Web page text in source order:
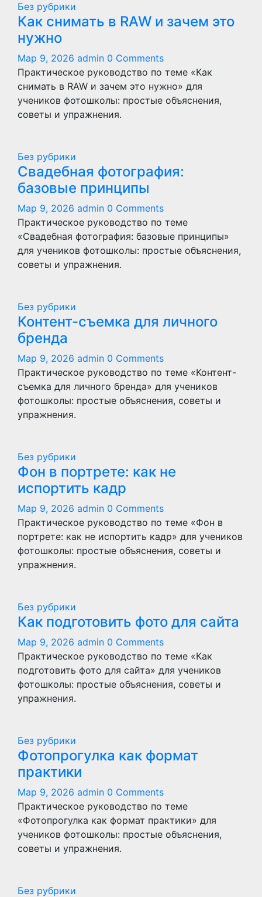
Без рубрики
Как снимать в RAW и зачем это
нужно
Мар 9, 2026 admin 0 Comments
Практическое руководство по теме «Как
снимать в RAW и зачем это нужно» для
учеников фотошколы: простые объяснения,
советы и упражнения.
Без рубрики
Свадебная фотография:
базовые принципы
Мар 9, 2026 admin 0 Comments
Практическое руководство по теме
«Свадебная фотография: базовые принципы»
для учеников фотошколы: простые объяснения,
советы и упражнения.
Без рубрики
Контент-съемка для личного
бренда
Мар 9, 2026 admin 0 Comments
Практическое руководство по теме «Контент-
съемка для личного бренда» для учеников
фотошколы: простые объяснения, советы и
упражнения.
Без рубрики
Фон в портрете: как не
испортить кадр
Мар 9, 2026 admin 0 Comments
Практическое руководство по теме «Фон в
портрете: как не испортить кадр» для учеников
фотошколы: простые объяснения, советы и
упражнения.
Без рубрики
Как подготовить фото для сайта
Мар 9, 2026 admin 0 Comments
Практическое руководство по теме «Как
подготовить фото для сайта» для учеников
фотошколы: простые объяснения, советы и
упражнения.
Без рубрики
Фотопрогулка как формат
практики
Мар 9, 2026 admin 0 Comments
Практическое руководство по теме
«Фотопрогулка как формат практики» для
учеников фотошколы: простые объяснения,
советы и упражнения.
Без рубрики